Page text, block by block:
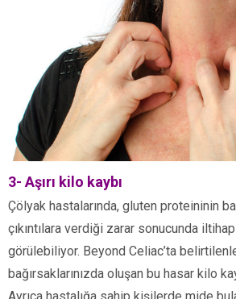
3- Aşırı kilo kaybı
Çölyak hastalarında, gluten proteininin
çıkıntılara verdiği zarar sonucunda
görülebiliyor. Beyond Celiac’ta
bağırsaklarınızda oluşan bu hasar kilo